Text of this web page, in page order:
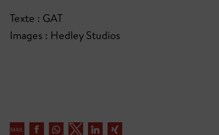
Texte : GAT
Images : Hedley Studios